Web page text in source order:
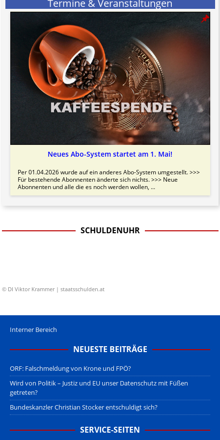
Bitte beachten Sie in dem Zusammenhang auch unsereAGB.
Termine & Veranstaltungen
Neues Abo-System startet am 1. Mai!
Per 01.04.2026 wurde auf ein anderes Abo-System umgestellt. >>>
Für bestehende Abonnenten änderte sich nichts. >>> Neue
Abonnenten und alle die es noch werden wollen, ...
SCHULDENUHR
© DI Viktor Krammer | staatsschulden.at
Interner Bereich
NEUESTE BEITRÄGE
ORF: Falschmeldung von Krone und FPÖ?
Wird von Politik – Justiz und EU unser Datenschutz mit Füßen
getreten?
Bundeskanzler Christian Stocker entschuldigt sich?
SERVICE-SEITEN